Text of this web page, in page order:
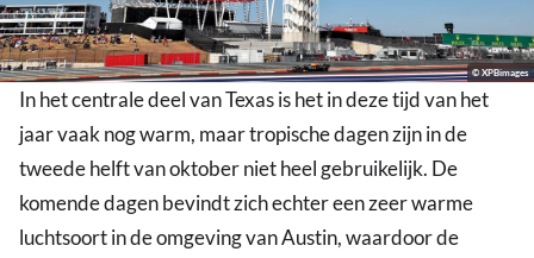
© XPBimages
In het centrale deel van Texas is het in deze tijd van het
jaar vaak nog warm, maar tropische dagen zijn in de
tweede helft van oktober niet heel gebruikelijk. De
komende dagen bevindt zich echter een zeer warme
luchtsoort in de omgeving van Austin, waardoor de